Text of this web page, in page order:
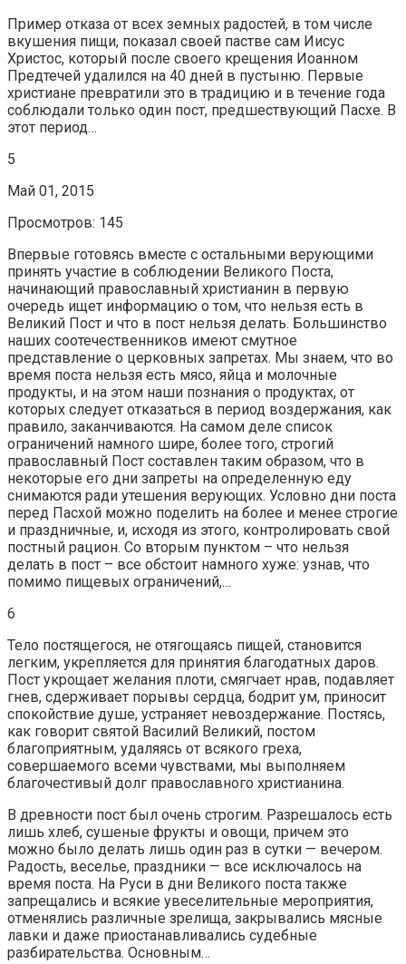
Пример отказа от всех земных радостей, в том числе
вкушения пищи, показал своей пастве сам Иисус
Христос, который после своего крещения Иоанном
Предтечей удалился на 40 дней в пустыню. Первые
христиане превратили это в традицию и в течение года
соблюдали только один пост, предшествующий Пасхе. В
этот период…
5
Май 01, 2015
Просмотров: 145
Впервые готовясь вместе с остальными верующими
принять участие в соблюдении Великого Поста,
начинающий православный христианин в первую
очередь ищет информацию о том, что нельзя есть в
Великий Пост и что в пост нельзя делать. Большинство
наших соотечественников имеют смутное
представление о церковных запретах. Мы знаем, что во
время поста нельзя есть мясо, яйца и молочные
продукты, и на этом наши познания о продуктах, от
которых следует отказаться в период воздержания, как
правило, заканчиваются. На самом деле список
ограничений намного шире, более того, строгий
православный Пост составлен таким образом, что в
некоторые его дни запреты на определенную еду
снимаются ради утешения верующих. Условно дни поста
перед Пасхой можно поделить на более и менее строгие
и праздничные, и, исходя из этого, контролировать свой
постный рацион. Со вторым пунктом – что нельзя
делать в пост – все обстоит намного хуже: узнав, что
помимо пищевых ограничений,…
6
Тело постящегося, не отягощаясь пищей, становится
легким, укрепляется для принятия благодатных даров.
Пост укрощает желания плоти, смягчает нрав, подавляет
гнев, сдерживает порывы сердца, бодрит ум, приносит
спокойствие душе, устраняет невоздержание. Постясь,
как говорит святой Василий Великий, постом
благоприятным, удаляясь от всякого греха,
совершаемого всеми чувствами, мы выполняем
благочестивый долг православного христианина.
В древности пост был очень строгим. Разрешалось есть
лишь хлеб, сушеные фрукты и овощи, причем это
можно было делать лишь один раз в сутки — вечером.
Радость, веселье, праздники — все исключалось на
время поста. На Руси в дни Великого поста также
запрещались и всякие увеселительные мероприятия,
отменялись различные зрелища, закрывались мясные
лавки и даже приостанавливались судебные
разбирательства. Основным…